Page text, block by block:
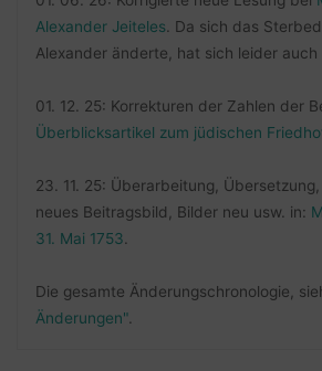
Alexander Jeiteles. Da sich das
Alexander änderte, hat sich leider auch
01. 12. 25: Korrekturen der Zahlen der
Überblicksartikel zum jüdischen
23. 11. 25: Überarbeitung,
neues Beitragsbild, Bilder neu usw. in:
31. Mai 1753.
Die gesamte Änderungschronologie,
Änderungen".